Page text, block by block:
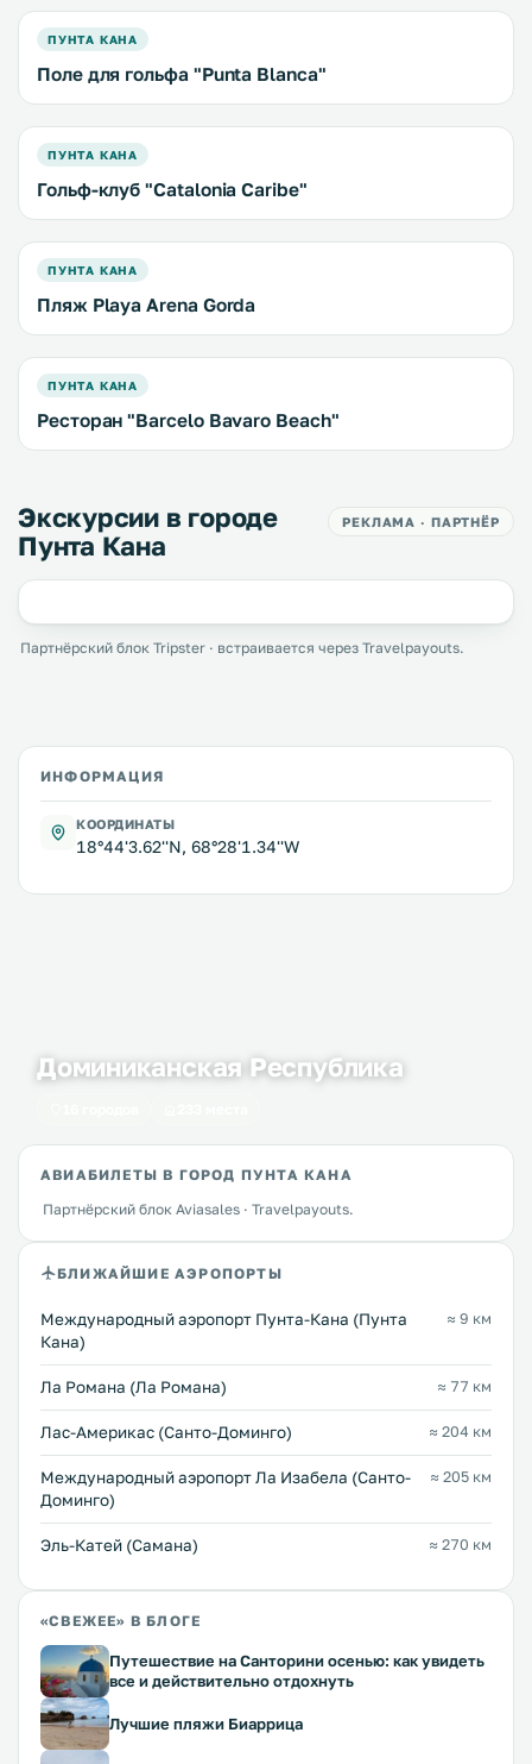
ПУНТА КАНА
Поле для гольфа "Punta Blanca"
ПУНТА КАНА
Гольф-клуб "Catalonia Caribe"
ПУНТА КАНА
Пляж Playa Arena Gorda
ПУНТА КАНА
Ресторан "Barcelo Bavaro Beach"
Экскурсии в городе
Пунта Кана
РЕКЛАМА · ПАРТНЁР
Партнёрский блок Tripster · встраивается через Travelpayouts.
ИНФОРМАЦИЯ
КООРДИНАТЫ
18°44'3.62''N, 68°28'1.34''W
Доминиканская Республика
АВИАБИЛЕТЫ В ГОРОД ПУНТА КАНА
Партнёрский блок Aviasales · Travelpayouts.
БЛИЖАЙШИЕ АЭРОПОРТЫ
Международный аэропорт Пунта-Кана (Пунта
Кана)
≈ 9 км
Ла Романа (Ла Романа) ≈ 77 км
Лас-Америкас (Санто-Доминго) ≈ 204 км
Международный аэропорт Ла Изабела (Санто-
Доминго)
≈ 205 км
Эль-Катей (Самана) ≈ 270 км
«СВЕЖЕЕ» В БЛОГЕ
Путешествие на Санторини осенью: как увидеть
все и действительно отдохнуть
Лучшие пляжи Биаррица